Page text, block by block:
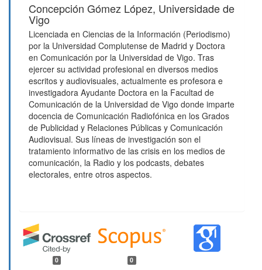
Concepción Gómez López, Universidade de
Vigo
Licenciada en Ciencias de la Información (Periodismo)
por la Universidad Complutense de Madrid y Doctora
en Comunicación por la Universidad de Vigo. Tras
ejercer su actividad profesional en diversos medios
escritos y audiovisuales, actualmente es profesora e
investigadora Ayudante Doctora en la Facultad de
Comunicación de la Universidad de Vigo donde imparte
docencia de Comunicación Radiofónica en los Grados
de Publicidad y Relaciones Públicas y Comunicación
Audiovisual. Sus líneas de investigación son el
tratamiento informativo de las crisis en los medios de
comunicación, la Radio y los podcasts, debates
electorales, entre otros aspectos.
0 0